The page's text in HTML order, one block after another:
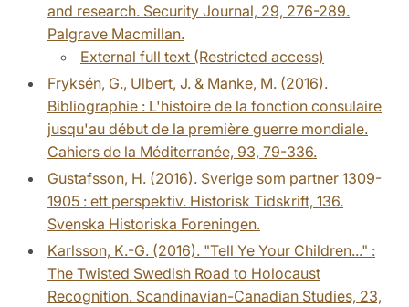
and research. Security Journal, 29, 276-289.
Palgrave Macmillan.
External full text (Restricted access)
Fryksén, G., Ulbert, J. & Manke, M. (2016).
Bibliographie : L'histoire de la fonction consulaire
jusqu'au début de la première guerre mondiale.
Cahiers de la Méditerranée, 93, 79-336.
Gustafsson, H. (2016). Sverige som partner 1309-
1905 : ett perspektiv. Historisk Tidskrift, 136.
Svenska Historiska Foreningen.
Karlsson, K.-G. (2016). "Tell Ye Your Children..." :
The Twisted Swedish Road to Holocaust
Recognition. Scandinavian-Canadian Studies, 23,